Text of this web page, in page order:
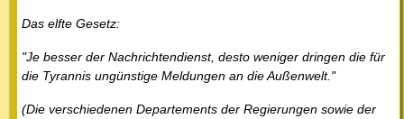
Das elfte Gesetz:
"Je besser der Nachrichtendienst, desto weniger dringen die für
die Tyrannis ungünstige Meldungen an die Außenwelt."
(Die verschiedenen Departements der Regierungen sowie der